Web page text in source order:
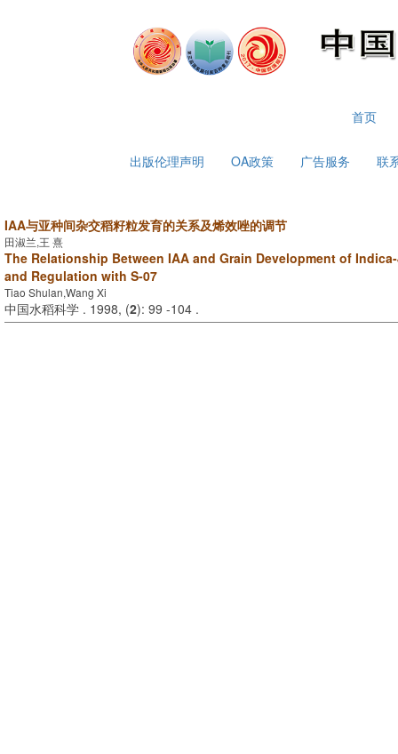
首页
出版伦理声明 OA政策 广告服务 联
IAA与亚种间杂交稻籽粒发育的关系及烯效唑的调节
田淑兰,王 熹
The Relationship Between IAA and Grain Development of
and Regulation with S-07
Tiao Shulan,Wang Xi
中国水稻科学 . 1998, (2): 99 -104 .